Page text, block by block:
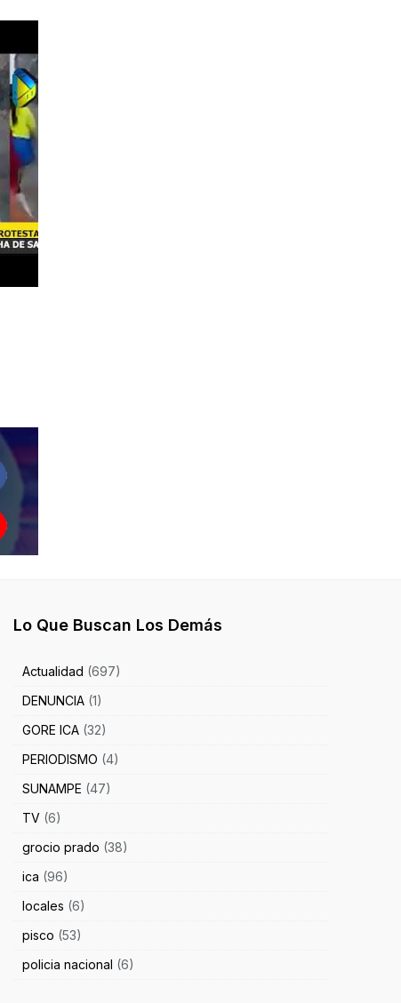
Lo Que Buscan Los Demás
Actualidad (697)
DENUNCIA (1)
GORE ICA (32)
PERIODISMO (4)
SUNAMPE (47)
TV (6)
grocio prado (38)
ica (96)
locales (6)
pisco (53)
policia nacional (6)